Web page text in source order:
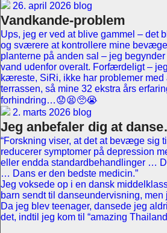
26. april 2026 blog
Vandkande-problem
Ups, jeg er ved at blive gammel – det
og sværere at kontrollere mine
planterne på anden sal – jeg
vand udenfor overalt. Forfærdeligt –
kæreste, SiRi, ikke har problemer med
terrassen, så mine 32 ekstra års
forhindring…😟😫🥺😭
2. marts 2026 blog
Jeg anbefaler dig at
“Forskning viser, at det at bevæge sig
reducerer symptomer på depression
eller endda standardbehandlinger …
… Dans er den bedste medicin.”
Jeg voksede op i en dansk
barn sendt til danseundervisning,
Da jeg blev teenager, dansede jeg
det, indtil jeg kom til “amazing